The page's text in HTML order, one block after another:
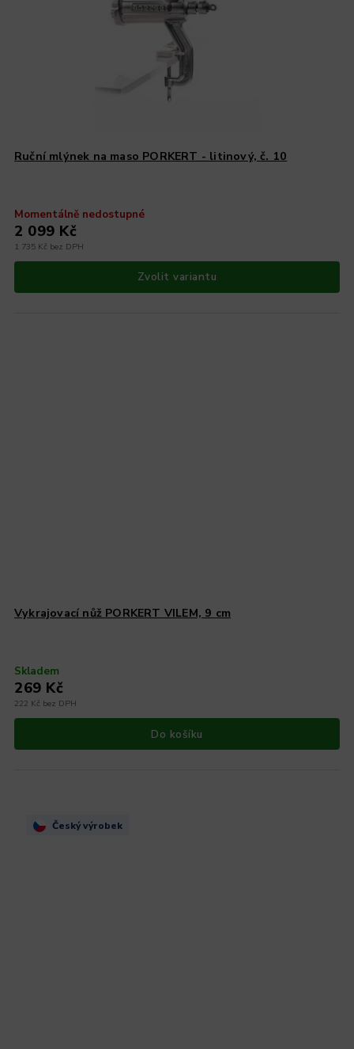
Ruční mlýnek na maso PORKERT - litinový, č. 10
Momentálně nedostupné
1 735 Kč bez DPH
2 099 Kč
Zvolit variantu
Vykrajovací nůž PORKERT VILEM, 9 cm
Skladem
222 Kč bez DPH
269 Kč
Do košíku
Český výrobek